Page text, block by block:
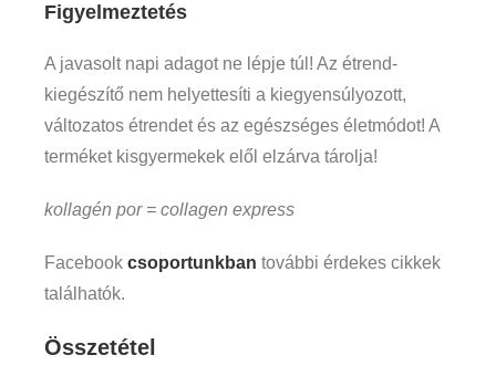
Figyelmeztetés
A javasolt napi adagot ne lépje túl! Az étrend-
kiegészítő nem helyettesíti a kiegyensúlyozott,
változatos étrendet és az egészséges életmódot! A
terméket kisgyermekek elől elzárva tárolja!
kollagén por = collagen express
Facebook csoportunkban további érdekes cikkek
találhatók.
Összetétel